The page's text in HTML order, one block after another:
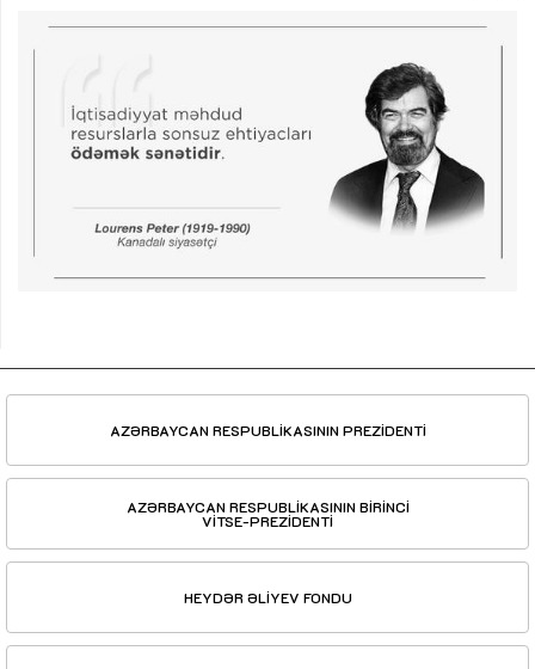
AZƏRBAYCAN RESPUBLİKASININ PREZİDENTİ
AZƏRBAYCAN RESPUBLİKASININ BİRİNCİ
VİTSE-PREZİDENTİ
HEYDƏR ƏLİYEV FONDU